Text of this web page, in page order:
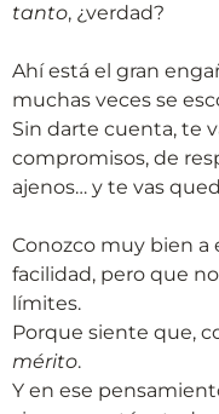
tanto, ¿verdad?
Ahí está el gran
muchas veces se
Sin darte cuenta, te
compromisos, de
ajenos… y te vas
Conozco muy bien a
facilidad, pero que
límites.
Porque siente que,
mérito.
Y en ese